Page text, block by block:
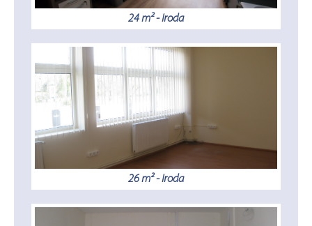
24 m² - Iroda
26 m² - Iroda